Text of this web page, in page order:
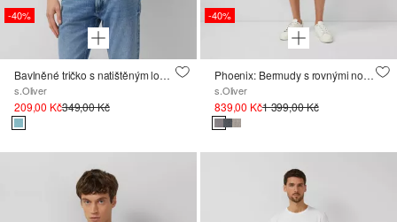
-40%
Bavlněné tričko s natištěným logem a špičatým výstřihem
s.Oliver
209,00 Kč349,00 Kč
-40%
Phoenix: Bermudy s rovnými nohavicemi a strukturou
s.Oliver
839,00 Kč1 399,00 Kč